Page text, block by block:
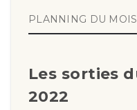
PLANNING DU MOIS
Les sorties
2022